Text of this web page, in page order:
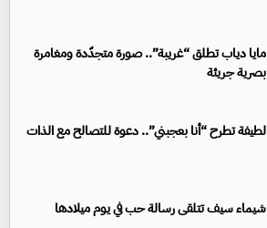
مايا دياب تطلق “غريبة”.. صورة متجدّدة ومغامرة
بصرية جريئة
لطيفة تطرح “أنا بعجبني”.. دعوة للتصالح مع الذات
شيماء سيف تتلقى رسالة حب في يوم ميلادها